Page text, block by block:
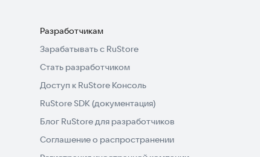
Разработчикам
Зарабатывать с RuStore
Стать разработчиком
Доступ к RuStore Консоль
RuStore SDK (документация)
Блог RuStore для разработчиков
Соглашение о распространении